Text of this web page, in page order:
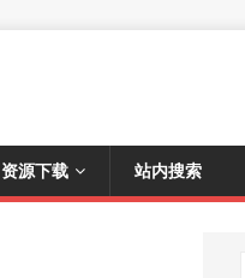
资源下载 站内搜索